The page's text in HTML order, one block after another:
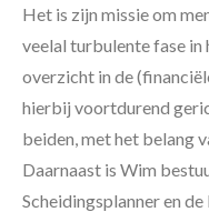
Het is zijn missie om
veelal turbulente fase in
overzicht in de
hierbij voortdurend
beiden, met het belang
Daarnaast is Wim
Scheidingsplanner en de